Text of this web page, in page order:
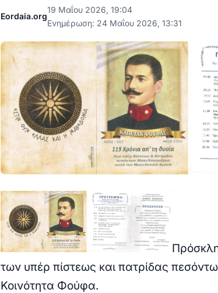
Eordaia.org
19 Μαΐου 2026, 19:04
Ενημέρωση: 24 Μαΐου 2026, 13:31
των υπέρ πίστεως και πατρίδας
Κοινότητα Φούφα.